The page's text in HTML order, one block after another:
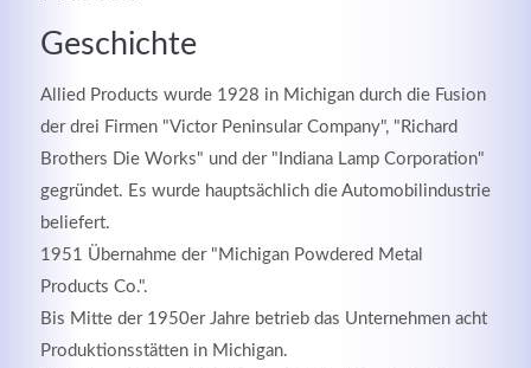
Geschichte
Allied Products wurde 1928 in Michigan durch die Fusion
der drei Firmen "Victor Peninsular Company", "Richard
Brothers Die Works" und der "Indiana Lamp Corporation"
gegründet. Es wurde hauptsächlich die Automobilindustrie
beliefert.
1951 Übernahme der "Michigan Powdered Metal
Products Co.".
Bis Mitte der 1950er Jahre betrieb das Unternehmen acht
Produktionsstätten in Michigan.
Good Service
Lorem ipsum dolor sit amet, consectetuer adipiscing
elit. Aenean commodo ligula eget dolor.